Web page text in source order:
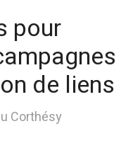
pour
de liens
Corthésy